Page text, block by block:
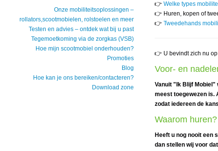
Onze mobiliteitsoplossingen –
rollators,scootmobielen, rolstoelen en meer
Testen en advies – ontdek wat bij u past
Tegemoetkoming via de zorgkas (VSB)
Hoe mijn scootmobiel onderhouden?
Promoties
Blog
Hoe kan je ons bereiken/contacteren?
Download zone
👉 Welke types
👉 Huren, kopen of
👉 Tweedehands
👉 U bevindt zich nu
Voor- en
Vanuit "Ik Blijf Mobiel"
meest toegewezen is.
zodat iedereen de
Waarom huren?
Heeft u nog nooit een
dan stellen wij voor